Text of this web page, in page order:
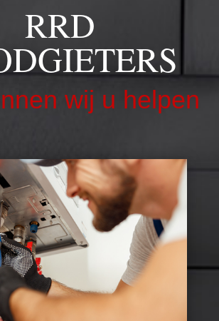
RRD
wij u helpen